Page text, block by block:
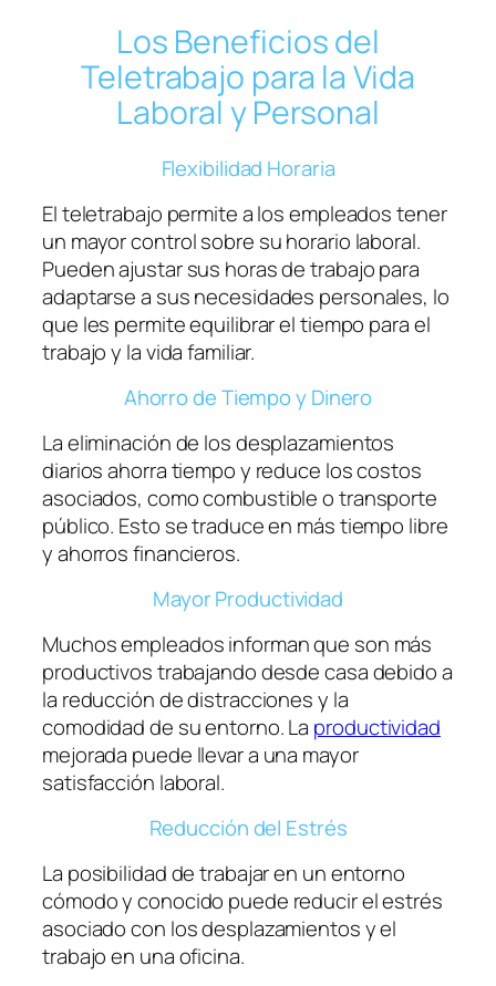
Los Beneficios del
Teletrabajo para la Vida
Laboral y Personal
Flexibilidad Horaria
El teletrabajo permite a los empleados tener
un mayor control sobre su horario laboral.
Pueden ajustar sus horas de trabajo para
adaptarse a sus necesidades personales, lo
que les permite equilibrar el tiempo para el
trabajo y la vida familiar.
Ahorro de Tiempo y Dinero
La eliminación de los desplazamientos
diarios ahorra tiempo y reduce los costos
asociados, como combustible o transporte
público. Esto se traduce en más tiempo libre
y ahorros financieros.
Mayor Productividad
Muchos empleados informan que son más
productivos trabajando desde casa debido a
la reducción de distracciones y la
comodidad de su entorno. La productividad
mejorada puede llevar a una mayor
satisfacción laboral.
Reducción del Estrés
La posibilidad de trabajar en un entorno
cómodo y conocido puede reducir el estrés
asociado con los desplazamientos y el
trabajo en una oficina.